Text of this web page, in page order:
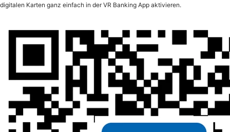
digitalen Karten ganz einfach in der VR Banking App aktivieren.